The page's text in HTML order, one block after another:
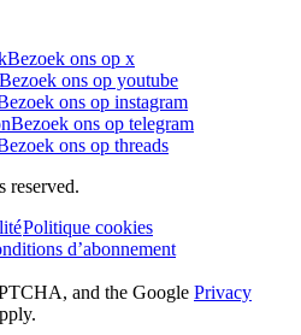
Bezoek ons op x
Bezoek ons op youtube
ons op instagram
Bezoek ons op telegram
ons op threads
reserved.
Politique cookies
d’abonnement
and the Google Privacy